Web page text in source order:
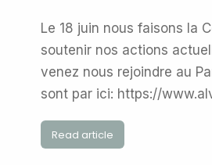
Le 18 juin nous faisons la
soutenir nos actions
venez nous rejoindre au
sont par ici: https://
Read article